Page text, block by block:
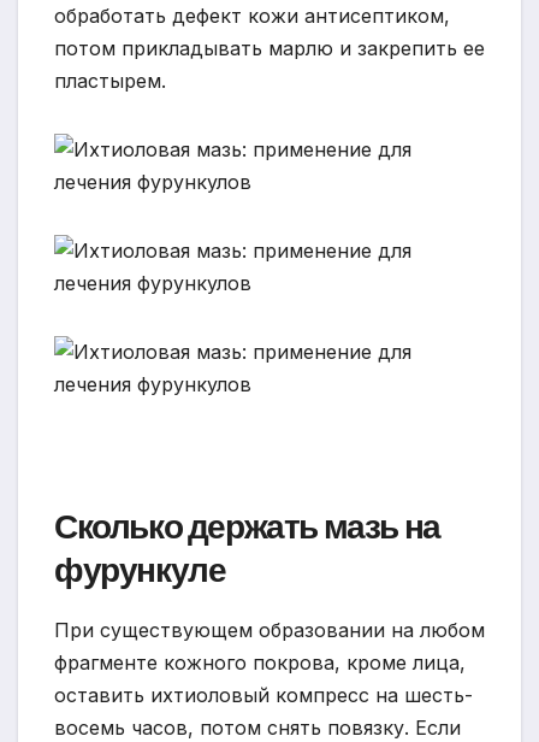
обработать дефект кожи антисептиком,
потом прикладывать марлю и закрепить ее
пластырем.
Сколько держать мазь на
фурункуле
При существующем образовании на любом
фрагменте кожного покрова, кроме лица,
оставить ихтиоловый компресс на шесть-
восемь часов, потом снять повязку. Если